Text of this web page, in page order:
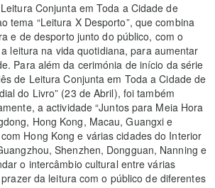
Conjunta em Toda a Cidade de
tema “Leitura X Desporto”, que combina
e de desporto junto do público, com o
leitura na vida quotidiana, para aumentar
Para além da cerimónia de início da série
de Leitura Conjunta em Toda a Cidade de
do Livro” (23 de Abril), foi também
a actividade “Juntos para Meia Hora
Hong Kong, Macau, Guangxi e
Hong Kong e várias cidades do Interior
Shenzhen, Dongguan, Nanning e
o intercâmbio cultural entre várias
da leitura com o público de diferentes